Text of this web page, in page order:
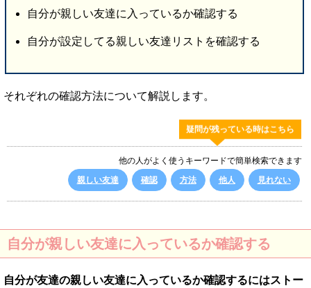
自分が親しい友達に入っているか確認する
自分が設定してる親しい友達リストを確認する
それぞれの確認方法について解説します。
疑問が残っている時はこちら
他の人がよく使うキーワードで簡単検索できます
親しい友達
確認 方法 他人 見れない
自分が親しい友達に入っているか確認する
自分が友達の親しい友達に入っているか確認するにはストー